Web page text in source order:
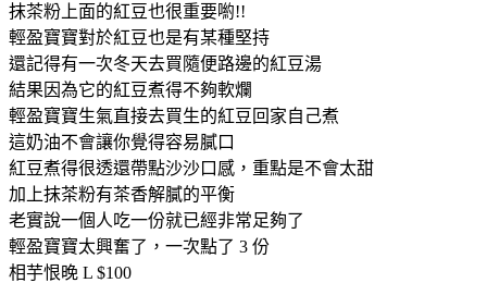
抹茶粉上面的紅豆也很重要喲!!
輕盈寶寶對於紅豆也是有某種堅持
還記得有一次冬天去買隨便路邊的紅豆湯
結果因為它的紅豆煮得不夠軟爛
輕盈寶寶生氣直接去買生的紅豆回家自己煮
這奶油不會讓你覺得容易膩口
紅豆煮得很透還帶點沙沙口感，重點是不會太甜
加上抹茶粉有茶香解膩的平衡
老實說一個人吃一份就已經非常足夠了
輕盈寶寶太興奮了，一次點了 3 份
相芋恨晚 L $100